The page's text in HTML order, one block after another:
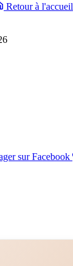
Retour à l'accueil
sur Facebook